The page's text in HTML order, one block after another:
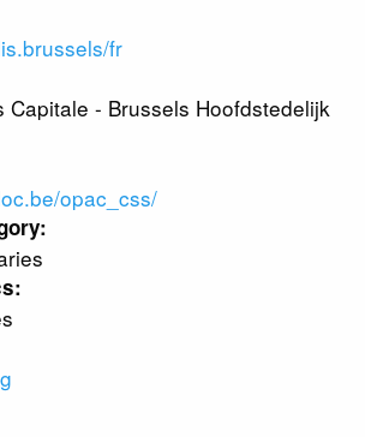
fr
Capitale - Brussels Hoofdstedelijk
opac_css/